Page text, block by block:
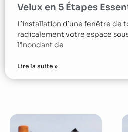
Velux en 5 Étapes
L’installation d’une fenêtre
radicalement votre espace
l’inondant de
Lire la suite »